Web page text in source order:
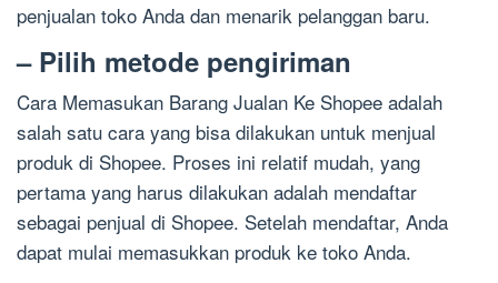
penjualan toko Anda dan menarik pelanggan baru.
– Pilih metode pengiriman
Cara Memasukan Barang Jualan Ke Shopee adalah
salah satu cara yang bisa dilakukan untuk menjual
produk di Shopee. Proses ini relatif mudah, yang
pertama yang harus dilakukan adalah mendaftar
sebagai penjual di Shopee. Setelah mendaftar, Anda
dapat mulai memasukkan produk ke toko Anda.